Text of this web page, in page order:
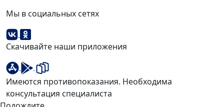
Мы в социальных сетях
Скачивайте наши приложения
Имеются противопоказания. Необходима
консультация специалиста